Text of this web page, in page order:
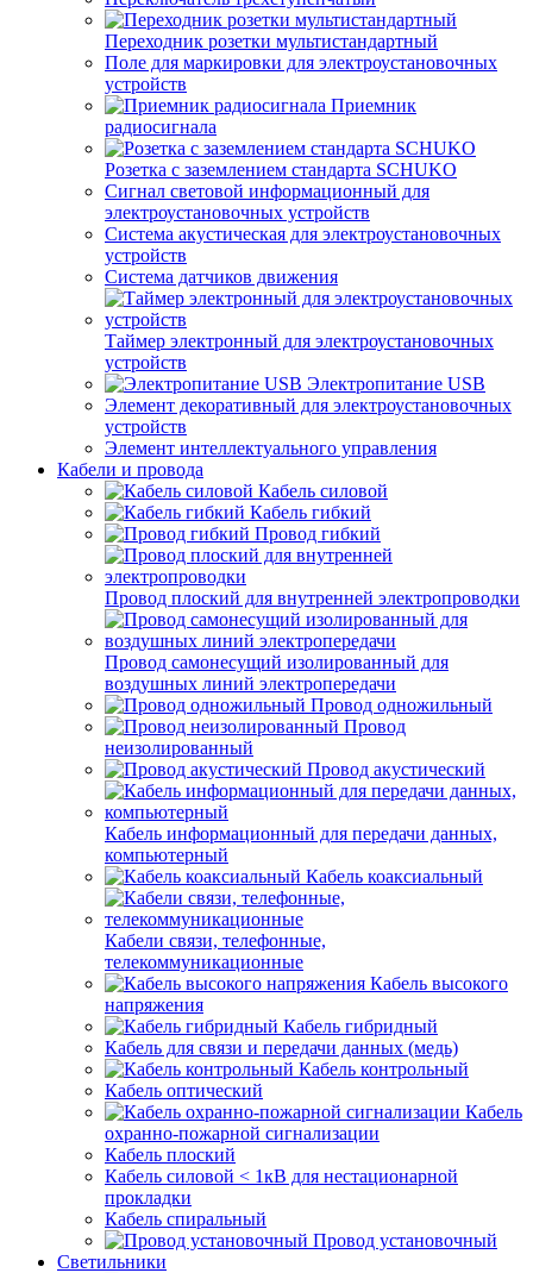
Переходник розетки мультистандартный
Поле для маркировки для электроустановочных
устройств
Приемник
радиосигнала
Розетка с заземлением стандарта SCHUKO
Сигнал световой информационный для
электроустановочных устройств
Система акустическая для электроустановочных
устройств
Система датчиков движения
Таймер электронный для электроустановочных
устройств
Электропитание USB
Элемент декоративный для электроустановочных
устройств
Элемент интеллектуального управления
Кабели и провода
Кабель силовой
Кабель гибкий
Провод гибкий
Провод плоский для внутренней электропроводки
Провод самонесущий изолированный для
воздушных линий электропередачи
Провод одножильный
Провод
неизолированный
Провод акустический
Кабель информационный для передачи данных,
компьютерный
Кабель коаксиальный
Кабели связи, телефонные,
телекоммуникационные
Кабель высокого
напряжения
Кабель гибридный
Кабель для связи и передачи данных (медь)
Кабель контрольный
Кабель оптический
Кабель
охранно-пожарной сигнализации
Кабель плоский
Кабель силовой < 1кВ для нестационарной
прокладки
Кабель спиральный
Провод установочный
Светильники